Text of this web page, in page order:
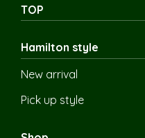
TOP
Hamilton style
New arrival
Pick up style